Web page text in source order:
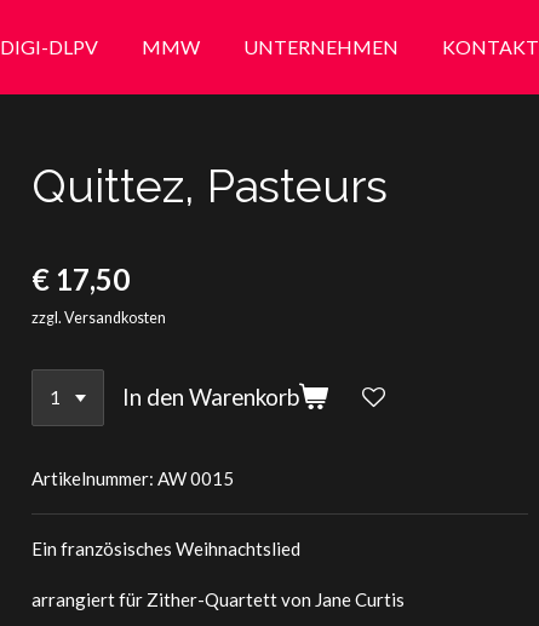
DIGI-DLPV MMW UNTERNEHMEN KONTAKT
Quittez, Pasteurs
€ 17,50
zzgl. Versandkosten
In den Warenkorb
Artikelnummer: AW 0015
Ein französisches Weihnachtslied
arrangiert für Zither-Quartett von Jane Curtis